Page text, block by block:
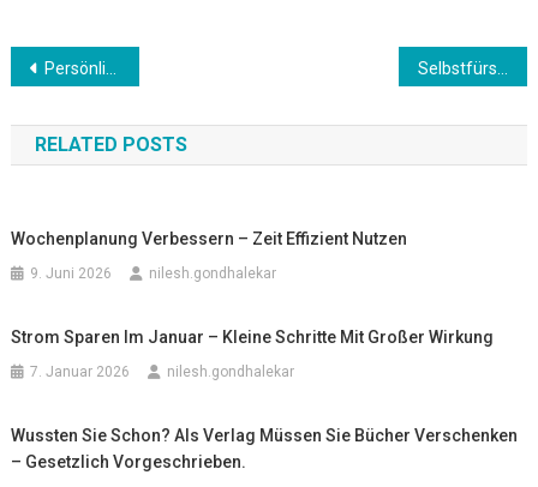
Beitrags-
Navigation
Persönliche Ziele im Juni – Motivation und Fokus stärken
RELATED POSTS
Wochenplanung Verbessern – Zeit Effizient Nutzen
9. Juni 2026 nilesh.gondhalekar
Strom Sparen Im Januar – Kleine Schritte Mit Großer Wirkung
7. Januar 2026 nilesh.gondhalekar
Wussten Sie Schon? Als Verlag Müssen Sie Bücher Verschenken
– Gesetzlich Vorgeschrieben.